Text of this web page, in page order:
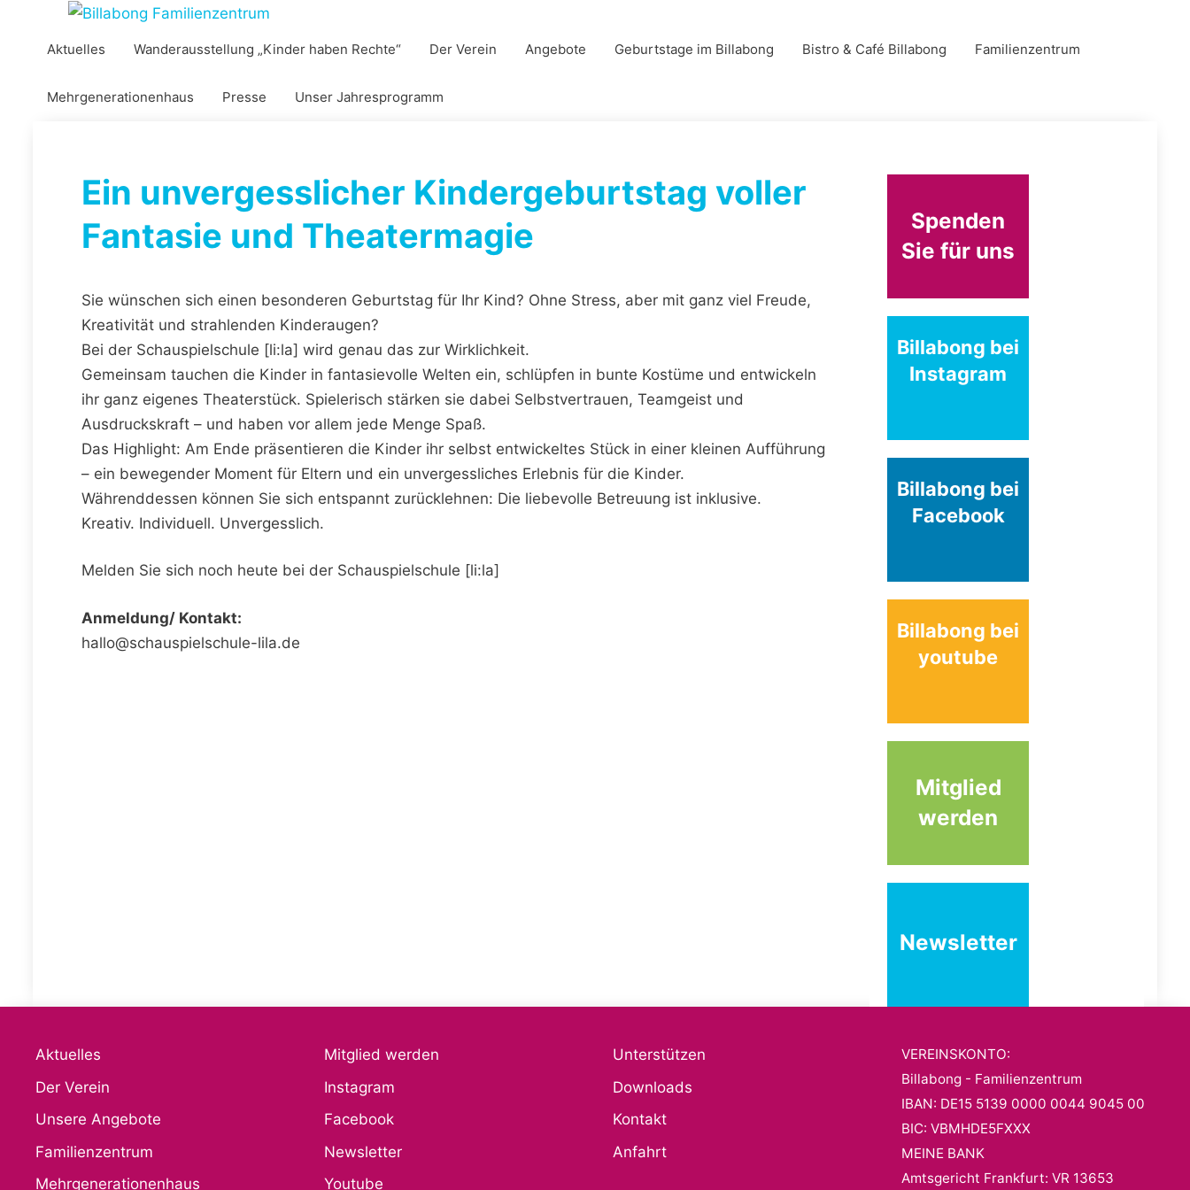
Aktuelles Wanderausstellung „Kinder haben Rechte“ Der Verein Angebote Geburtstage im Billabong Bistro & Café Billabong Familienzentrum
Mehrgenerationenhaus Presse Unser Jahresprogramm
Ein unvergesslicher Kindergeburtstag voller
Fantasie und Theatermagie
Sie wünschen sich einen besonderen Geburtstag für Ihr Kind? Ohne Stress, aber mit ganz viel Freude,
Kreativität und strahlenden Kinderaugen?
Bei der Schauspielschule [li:la] wird genau das zur Wirklichkeit.
Gemeinsam tauchen die Kinder in fantasievolle Welten ein, schlüpfen in bunte Kostüme und entwickeln
ihr ganz eigenes Theaterstück. Spielerisch stärken sie dabei Selbstvertrauen, Teamgeist und
Ausdruckskraft – und haben vor allem jede Menge Spaß.
Das Highlight: Am Ende präsentieren die Kinder ihr selbst entwickeltes Stück in einer kleinen Aufführung
– ein bewegender Moment für Eltern und ein unvergessliches Erlebnis für die Kinder.
Währenddessen können Sie sich entspannt zurücklehnen: Die liebevolle Betreuung ist inklusive.
Kreativ. Individuell. Unvergesslich.
Melden Sie sich noch heute bei der Schauspielschule [li:la]
Anmeldung/ Kontakt:
hallo@schauspielschule-lila.de
Spenden
Sie für uns
Billabong bei
Instagram
Billabong bei
Facebook
Billabong bei
youtube
Mitglied
werden
Newsletter
Aktuelles
Der Verein
Unsere Angebote
Familienzentrum
Mehrgenerationenhaus
Mitglied werden
Instagram
Facebook
Newsletter
Youtube
Unterstützen
Downloads
Kontakt
Anfahrt
VEREINSKONTO:
Billabong - Familienzentrum
IBAN: DE15 5139 0000 0044 9045 00
BIC: VBMHDE5FXXX
MEINE BANK
Amtsgericht Frankfurt: VR 13653